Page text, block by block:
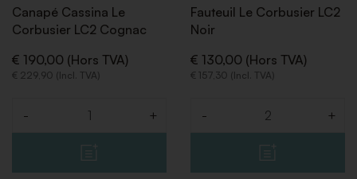
Canapé Cassina Le
Corbusier LC2 Cognac
€ 190,00 (Hors TVA)
€ 229,90 (Incl. TVA)
- +
Fauteuil Le Corbusier LC2
Noir
€ 130,00 (Hors TVA)
€ 157,30 (Incl. TVA)
- +